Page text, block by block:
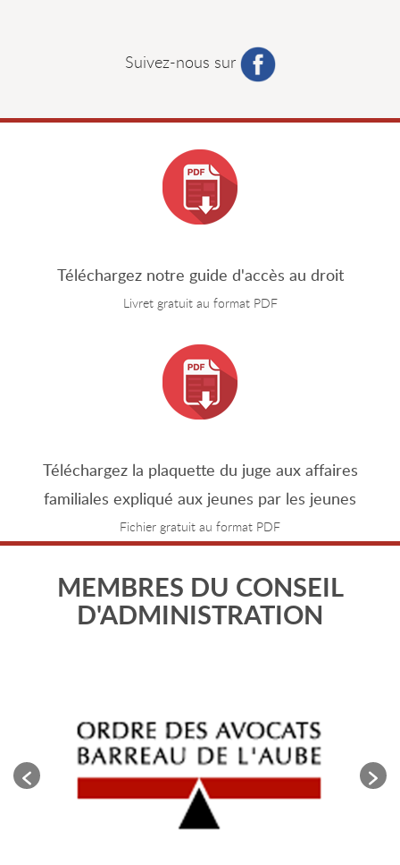
Suivez-nous sur
Téléchargez notre guide d'accès au droit
Livret gratuit au format PDF
Téléchargez la plaquette du juge aux affaires
familiales expliqué aux jeunes par les jeunes
Fichier gratuit au format PDF
MEMBRES DU CONSEIL
D'ADMINISTRATION